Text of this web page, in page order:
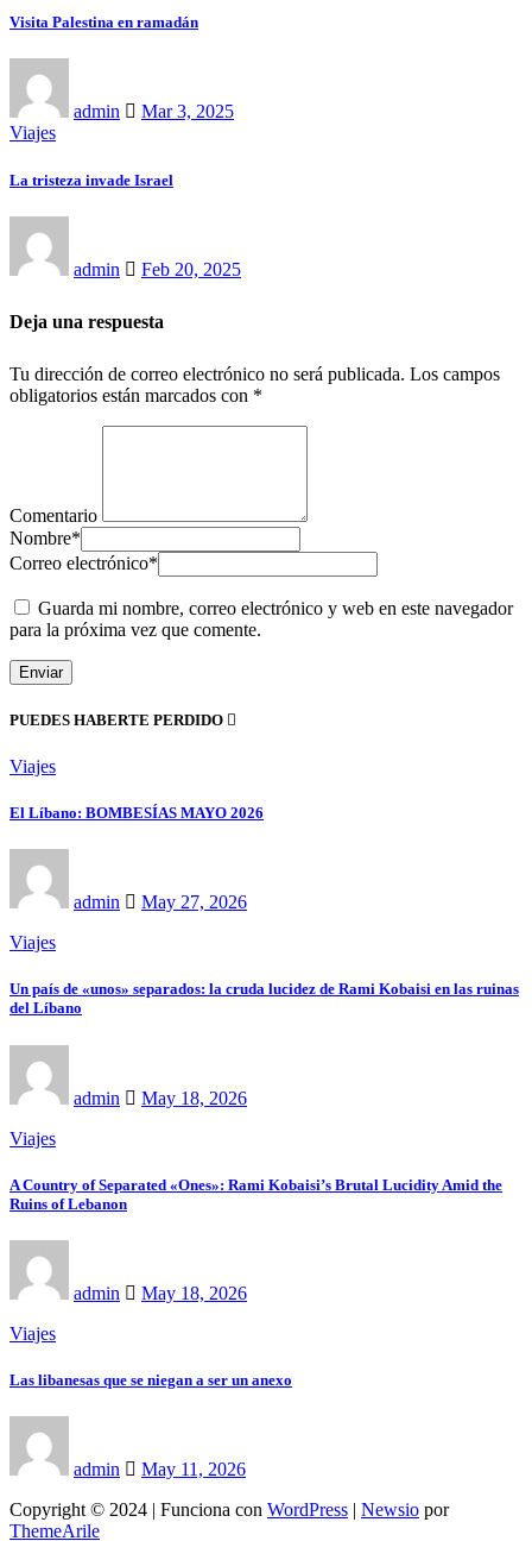
Visita Palestina en ramadán
admin
Mar 3, 2025
Viajes
La tristeza invade Israel
admin Feb 20, 2025
Deja una respuesta
Tu dirección de correo electrónico no será publicada. Los campos
obligatorios están marcados con *
Comentario
Nombre*
Correo electrónico*
Guarda mi nombre, correo electrónico y web en este navegador
para la próxima vez que comente.
PUEDES HABERTE PERDIDO
Viajes
El Líbano: BOMBESÍAS MAYO 2026
admin
May 27, 2026
Viajes
Un país de «unos» separados: la cruda lucidez de Rami Kobaisi en las ruinas
del Líbano
admin
May 18, 2026
Viajes
A Country of Separated «Ones»: Rami Kobaisi’s Brutal Lucidity Amid the
Ruins of Lebanon
admin
May 18, 2026
Viajes
Las libanesas que se niegan a ser un anexo
admin
May 11, 2026
Copyright © 2024 | Funciona con WordPress | Newsio por
ThemeArile